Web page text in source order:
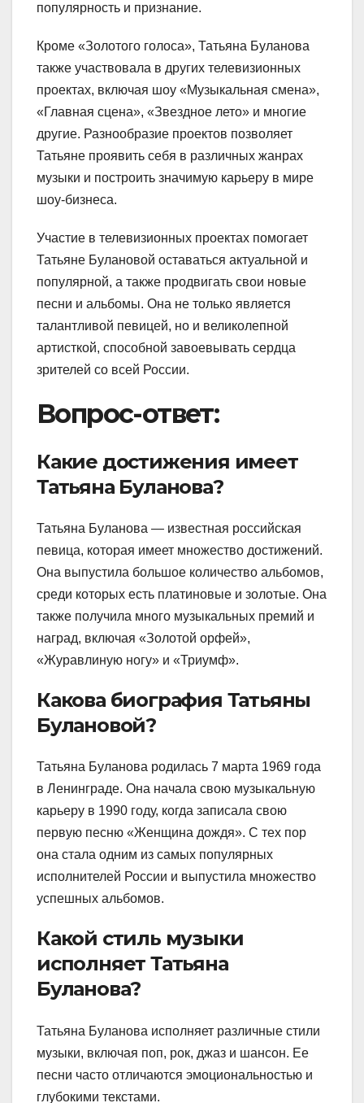
популярность и признание.
Кроме «Золотого голоса», Татьяна Буланова
также участвовала в других телевизионных
проектах, включая шоу «Музыкальная смена»,
«Главная сцена», «Звездное лето» и многие
другие. Разнообразие проектов позволяет
Татьяне проявить себя в различных жанрах
музыки и построить значимую карьеру в мире
шоу-бизнеса.
Участие в телевизионных проектах помогает
Татьяне Булановой оставаться актуальной и
популярной, а также продвигать свои новые
песни и альбомы. Она не только является
талантливой певицей, но и великолепной
артисткой, способной завоевывать сердца
зрителей со всей России.
Вопрос-ответ:
Какие достижения имеет
Татьяна Буланова?
Татьяна Буланова — известная российская
певица, которая имеет множество достижений.
Она выпустила большое количество альбомов,
среди которых есть платиновые и золотые. Она
также получила много музыкальных премий и
наград, включая «Золотой орфей»,
«Журавлиную ногу» и «Триумф».
Какова биография Татьяны
Булановой?
Татьяна Буланова родилась 7 марта 1969 года
в Ленинграде. Она начала свою музыкальную
карьеру в 1990 году, когда записала свою
первую песню «Женщина дождя». С тех пор
она стала одним из самых популярных
исполнителей России и выпустила множество
успешных альбомов.
Какой стиль музыки
исполняет Татьяна
Буланова?
Татьяна Буланова исполняет различные стили
музыки, включая поп, рок, джаз и шансон. Ее
песни часто отличаются эмоциональностью и
глубокими текстами.